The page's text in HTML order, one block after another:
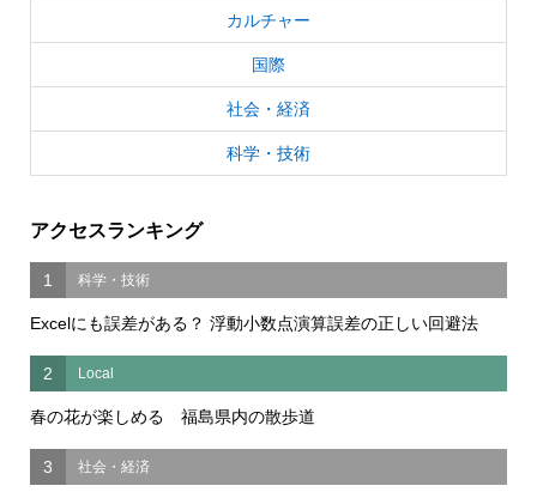
カルチャー
国際
社会・経済
科学・技術
アクセスランキング
1 科学・技術
Excelにも誤差がある？ 浮動小数点演算誤差の正しい回避法
2 Local
春の花が楽しめる 福島県内の散歩道
3 社会・経済